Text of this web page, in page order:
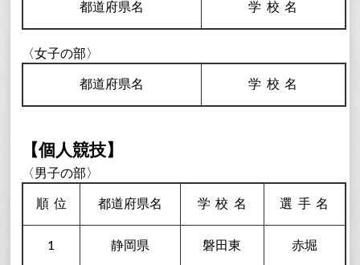
都道府県名 学校名
〈女子の部〉
都道府県名 学校名
【個人競技】
〈男子の部〉
順位 都道府県名 学校 名 選手名
1 静岡県 磐田東 赤堀